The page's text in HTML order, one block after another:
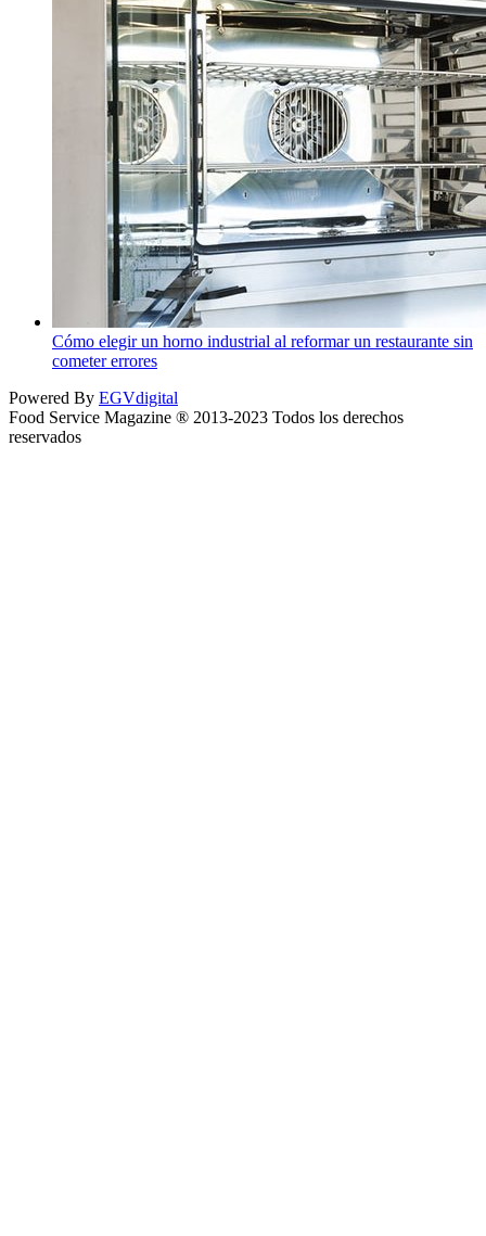
Cómo elegir un horno industrial al reformar un restaurante sin
cometer errores
Powered By EGVdigital
Food Service Magazine ® 2013-2023 Todos los derechos
reservados